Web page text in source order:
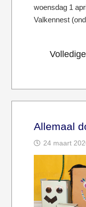
woensdag 1
Valkennest
Allemaal
24 maart